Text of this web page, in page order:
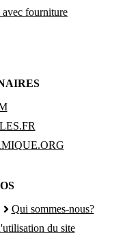
fourniture
Qui sommes-nous?
du site